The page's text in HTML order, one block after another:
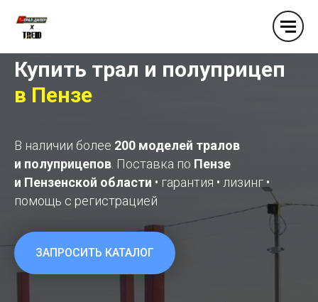
Купить трал и полуприцеп
в Пензе
В наличии более 200 моделей тралов
и полуприцепов . Поставка по Пензе
и Пензенской области • гарантия • лизинг •
помощь с регистрацией
ЗАПРОСИТЬ КАТАЛОГ